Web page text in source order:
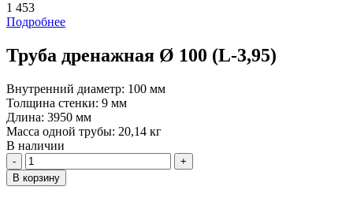
1 453
Подробнее
Труба дренажная Ø 100 (L-3,95)
Внутренний диаметр: 100 мм
Толщина стенки: 9 мм
Длина: 3950 мм
Масса одной трубы: 20,14 кг
В наличии
Количество
В корзину